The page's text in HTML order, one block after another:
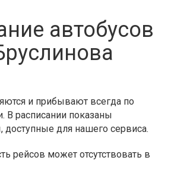
автобусов
и прибывают всегда по
В расписании показаны
доступные для нашего сервиса.
рейсов может отсутствовать в